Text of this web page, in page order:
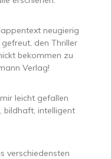
neugierig
den Thriller
bekommen zu
Verlag!
leicht gefallen
bildhaft, intelligent
verschiedensten